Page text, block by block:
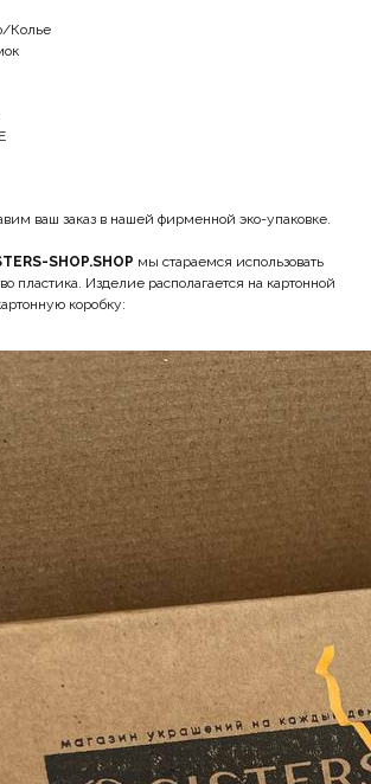
Колье
ваш заказ в нашей фирменной эко-упаковке.
SHOP.SHOP мы стараемся использовать
пластика. Изделие располагается на картонной
коробку: